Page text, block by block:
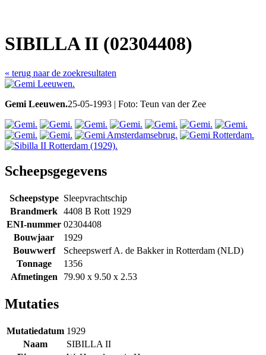
SIBILLA II (02304408)
« terug naar de zoekresultaten
Gemi Leeuwen.25-05-1993 | Foto: Teun van der Zee
Scheepsgegevens
Scheepstype Sleepvrachtschip
Brandmerk 4408 B Rott 1929
ENI-nummer 02304408
Bouwjaar
1929
Bouwwerf
Scheepswerf A. de Bakker in Rotterdam (NLD)
Tonnage
1356
Afmetingen
79.90 x 9.50 x 2.53
Mutaties
Mutatiedatum 1929
Naam
SIBILLA II